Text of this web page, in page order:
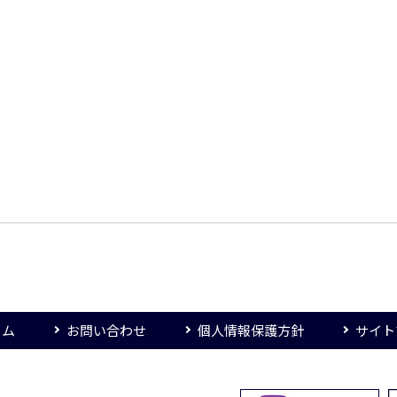
お問い合わせ 個人情報保護方針 サイ